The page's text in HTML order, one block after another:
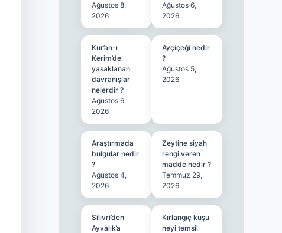
Ağustos 8,
2026
Ağustos 6,
2026
Kur’an-ı
Kerim’de
yasaklanan
davranışlar
nelerdir ?
Ağustos 6,
2026
Ayçiçeği nedir
?
Ağustos 5,
2026
Araştırmada
bulgular nedir
?
Ağustos 4,
2026
Zeytine siyah
rengi veren
madde nedir ?
Temmuz 29,
2026
Silivri’den
Ayvalık’a
Kırlangıç kuşu
neyi temsil